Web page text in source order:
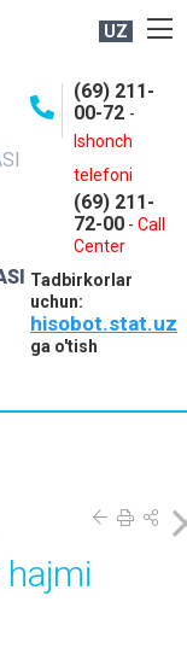
UZ
(69) 211-
00-72 -
Ishonch
telefoni
(69) 211-
72-00 - Call
Center
Tadbirkorlar
uchun:
hisobot.stat.uz
ga o'tish
hajmi